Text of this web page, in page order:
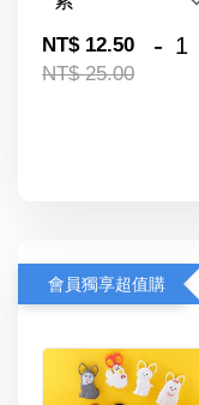
NT$ 12.50
NT$ 25.00
-
會員獨享超值購